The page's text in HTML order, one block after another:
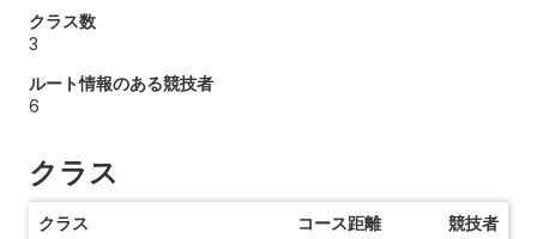
クラス数
3
ルート情報のある競技者
6
クラス
クラス コース距離 競技者